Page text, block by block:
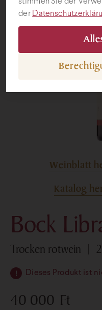
der
Weinblatt
Katalog
Bock
trocken rotwein
Dieses Produkt ist
40 000Ft
Geschenke